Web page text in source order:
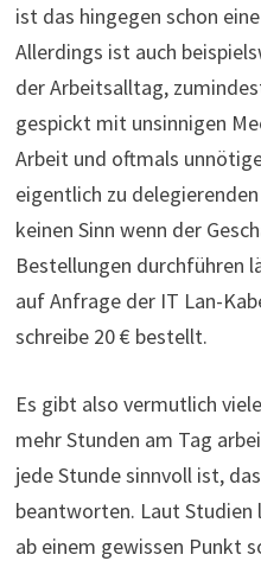
ist das hingegen schon
Allerdings ist auch
der Arbeitsalltag,
gespickt mit unsinnigen
Arbeit und oftmals
eigentlich zu
keinen Sinn wenn der
Bestellungen durchführen
auf Anfrage der IT Lan-
schreibe 20 € bestellt.
Es gibt also vermutlich
mehr Stunden am Tag
jede Stunde sinnvoll ist,
beantworten. Laut
ab einem gewissen Punkt